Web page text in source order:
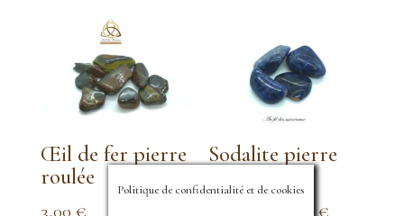
Œil de fer pierre
roulée
3,00 €
Sodalite pierre
6,00€
Politique de confidentialité et de cookies